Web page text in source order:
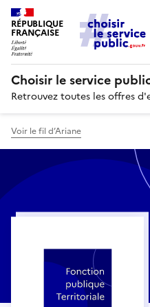
RÉPUBLIQUE
FRANÇAISE
Choisir le service
Retrouvez toutes les offres
Voir le fil d’Ariane